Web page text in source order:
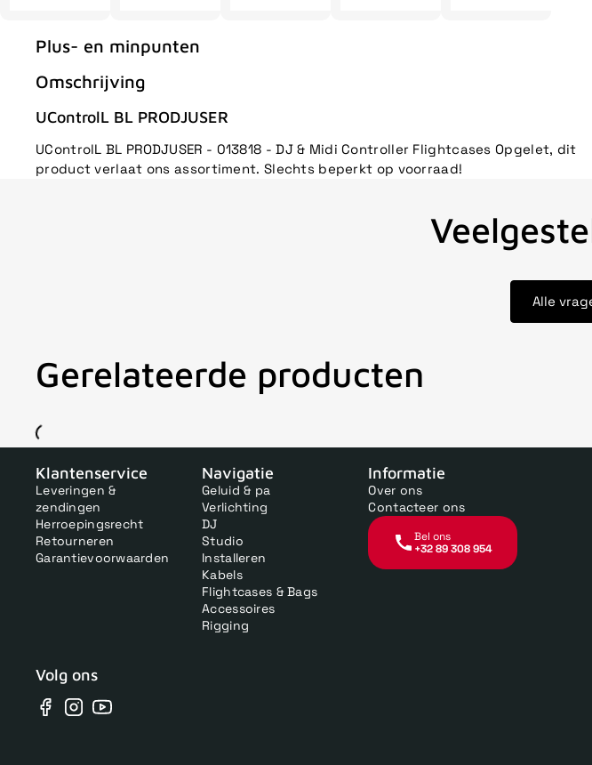
Plus- en minpunten
Omschrijving
UControlL BL PRODJUSER
UControlL BL PRODJUSER - 013818 - DJ & Midi Controller Flightcases Opgelet, dit
product verlaat ons assortiment. Slechts beperkt op voorraad!
Alle
Gerelateerde producten
Voor 15uur besteld, zelfde dag
Klantenservice
Leveringen &
zendingen
Herroepingsrecht
Retourneren
Garantievoorwaarden
Navigatie
Geluid & pa
Verlichting
DJ
Studio
Installeren
Kabels
Flightcases & Bags
Accessoires
Rigging
Informatie
Over ons
Contacteer ons
Bel ons
+32 89 308 954
Volg ons
Facebook
Instagram
YouTube